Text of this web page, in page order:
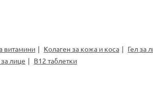
витамини Колаген за кожа и коса Гел за
лице В12 таблетки